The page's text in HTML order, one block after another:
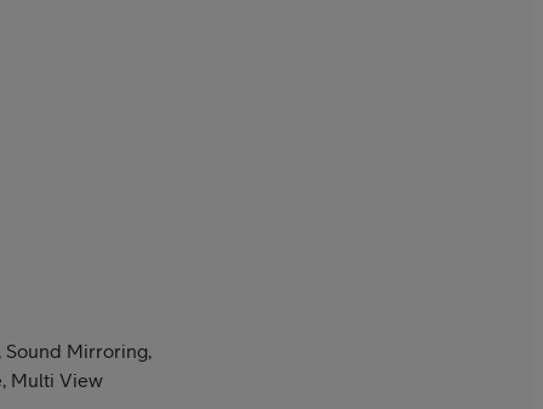
Sound Mirroring,
Multi View